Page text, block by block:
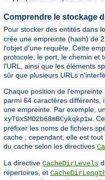
Comprendre le stockage
Pour stocker des entités dans
crée une empreinte (hash) de
l'objet d'une requête. Cette
protocole, le port, le chemin et
l'URL, ainsi que les éléments
sûr que plusieurs URLs
Chaque position de
parmi 64 caractères différents,
une empreinte. Par exemple,
xyTGxSMO2b68mBCykqkp1w.
préfixer les noms de fichiers
cache ; cependant, elle est
du cache selon les directives
La directive CacheDirLevels
répertoires, et